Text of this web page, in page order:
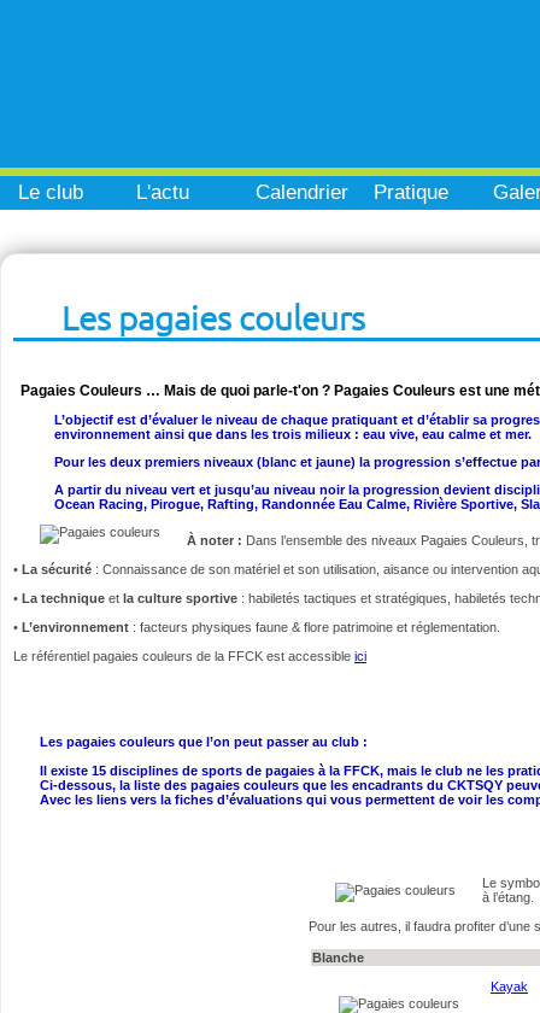
Le club L'actu Calendrier Pratique
Les pagaies couleurs
Pagaies Couleurs … Mais de quoi parle-t'on ? Pagaies Couleurs est une
L’objectif est d’évaluer le niveau de chaque pratiquant et d’établir sa
environnement ainsi que dans les trois milieux : eau vive, eau calme et mer.
Pour les deux premiers niveaux (blanc et jaune) la progression s’effectue
A partir du niveau vert et jusqu’au niveau noir la progression devient
Ocean Racing, Pirogue, Rafting, Randonnée Eau Calme, Rivière Sportive,
À noter : Dans l’ensemble des niveaux Pagaies
• La sécurité : Connaissance de son matériel et son utilisation, aisance ou intervention
• La technique et la culture sportive : habiletés tactiques et stratégiques, habiletés
• L’environnement : facteurs physiques faune & flore patrimoine et réglementation.
Le référentiel pagaies couleurs de la FFCK est accessible ici
Les pagaies couleurs que l’on peut passer au club :
Il existe 15 disciplines de sports de pagaies à la FFCK, mais le club ne les
Ci-dessous, la liste des pagaies couleurs que les encadrants du CKTSQY
Avec les liens vers la fiches d’évaluations qui vous permettent de voir les
Le
à l’étang.
Pour les autres, il faudra profiter
Blanche
Kayak